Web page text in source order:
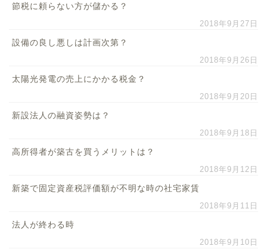
節税に頼らない方が儲かる？
2018年9月27日
設備の良し悪しは計画次第？
2018年9月26日
太陽光発電の売上にかかる税金？
2018年9月20日
新設法人の融資姿勢は？
2018年9月18日
高所得者が築古を買うメリットは？
2018年9月12日
新築で固定資産税評価額が不明な時の社宅家賃
2018年9月11日
法人が終わる時
2018年9月10日